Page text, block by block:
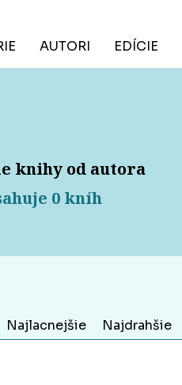
AUTORI EDÍCIE
knihy od autora
0 kníh
Najlacnejšie Najdrahšie